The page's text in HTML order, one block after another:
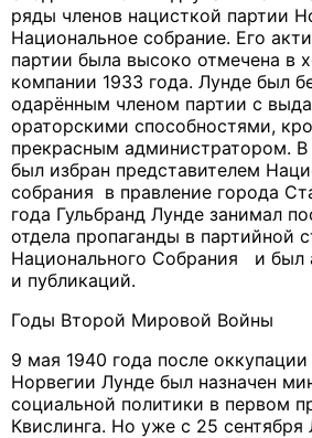
ряды членов нацисткой партии
Национальное собрание. Его
партии была высоко отмечена в
компании 1933 года. Лунде был
одарённым членом партии с
ораторскими способностями,
прекрасным администратором. В
был избран представителем
собрания в правление города
года Гульбранд Лунде занимал
отдела пропаганды в партийной
Национального Собрания и был
и публикаций.
Годы Второй Мировой Войны
9 мая 1940 года после
Норвегии Лунде был назначен
социальной политики в первом
Квислинга. Но уже с 25 сентября